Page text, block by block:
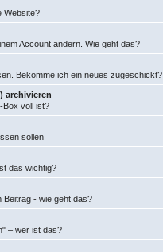
Website?
Account ändern. Wie geht das?
Bekomme ich ein neues zugeschickt?
archivieren
Box voll ist?
sollen
das wichtig?
Beitrag - wie geht das?
– wer ist das?